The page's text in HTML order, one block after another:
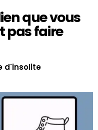
que vous
pas faire
d'insolite